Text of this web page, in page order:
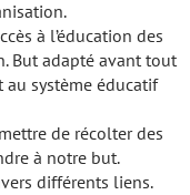
à l’éducation des
But adapté avant tout
système éducatif
de récolter des
à notre but.
différents liens.